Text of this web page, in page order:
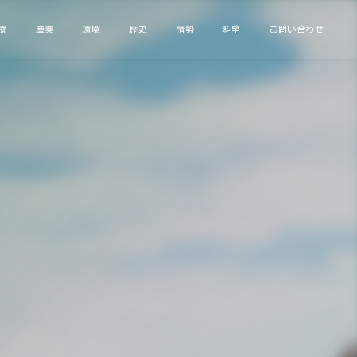
産業 環境 歴史 情勢 科学 お問い合わせ